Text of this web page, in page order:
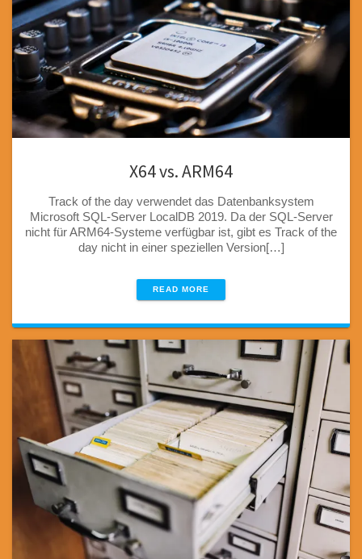
X64 vs. ARM64
Track of the day verwendet das Datenbanksystem
Microsoft SQL-Server LocalDB 2019. Da der SQL-Server
nicht für ARM64-Systeme verfügbar ist, gibt es Track of the
day nicht in einer speziellen Version[…]
READ MORE